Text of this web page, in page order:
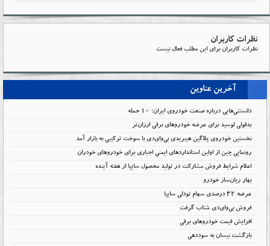
نظرات کاربران
نظرات کاربران برای این مطلب فعال نیست
آخرین عناوین
دانستنی‌هایی درباره صنعت خودروی ایران؛ ۱۰ جمله
بدقولی لوسید برای عرضه خودروهای برقی ارزان‌تر
نخستین خودروی پلاگین هیبریدی بی‌وای‌دی با سوخت ترکیبی به بازار آمد
رونمایی چین از اولین استانداردهای ایمنی اجباری برای خودروهای خودران
اعلام شرایط فروش مشارکت در تولید محصول سایپا از هفته آینده
بهار زیان‌ساز خودرو
عرضه ۴۲ درصدی سهام تودلی سایپا
فروش بی‌وای‌دی شتاب گرفت
افزایش قیمت خودروهای برقی
بازگشت نیسان به سوددهی